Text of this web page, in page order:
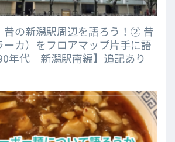
の新潟駅周辺を語ろう！② 昔
ーカ）をフロアマップ片手に語
年代 新潟駅南編】追記あり